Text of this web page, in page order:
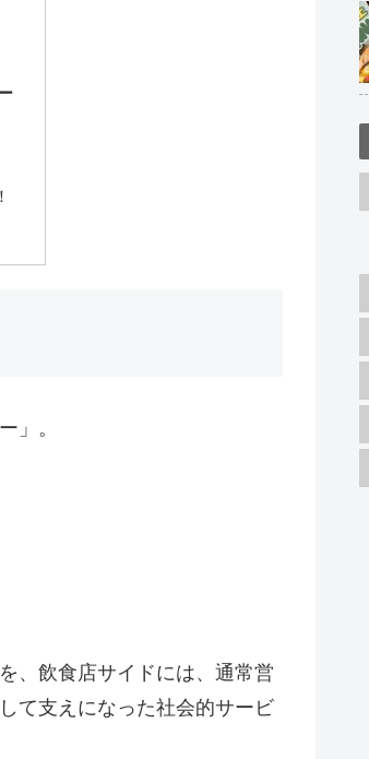
」。
、飲食店サイドには、通常営
て支えになった社会的サービ